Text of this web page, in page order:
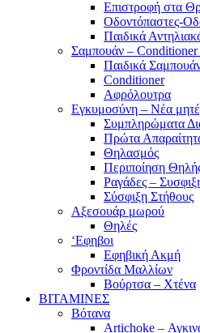
Επιστροφή στα
Οδοντόπαστες-
Παιδικά
Σαμπουάν –
Παιδικά
Conditioner
Αφρόλουτρα
Εγκυμοσύνη – Νέα
Συμπληρώματα
Πρώτα
Θηλασμός
Περιποίηση
Ραγάδες –
Σύσφιξη Στήθους
Αξεσουάρ μωρού
Θηλές
‘Εφηβοι
Εφηβική Ακμή
Φροντίδα Μαλλίων
Βούρτσα – Χτένα
ΒΙΤΑΜΙΝΕΣ
Βότανα
Artichoke –